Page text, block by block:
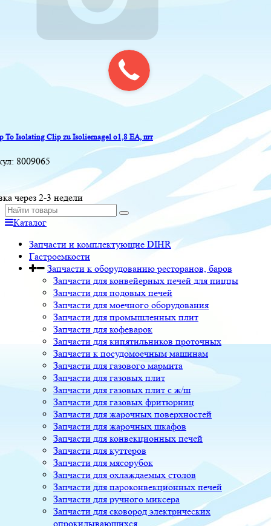
To Isolating Clip zu Isoliernagel o1,8 EA, шт
8009065
через 2-3 недели
Каталог
Запчасти и комплектующие DIHR
Гастроемкости
Запчасти к оборудованию ресторанов, баров
Запчасти для конвейерных печей для пиццы
Запчасти для подовых печей
Запчасти для моечного оборудования
Запчасти для промышленных плит
Запчасти для кофеварок
Запчасти для кипятильников проточных
Запчасти к посудомоечным машинам
Запчасти для газового мармита
Запчасти для газовых плит
Запчасти для газовых плит с ж/ш
Запчасти для газовых фритюрниц
Запчасти для жарочных поверхностей
Запчасти для жарочных шкафов
Запчасти для конвекционных печей
Запчасти для куттеров
Запчасти для мясорубок
Запчасти для охлаждаемых столов
Запчасти для пароконвекционных печей
Запчасти для ручного миксера
Запчасти для сковород электрических
опрокидывающихся